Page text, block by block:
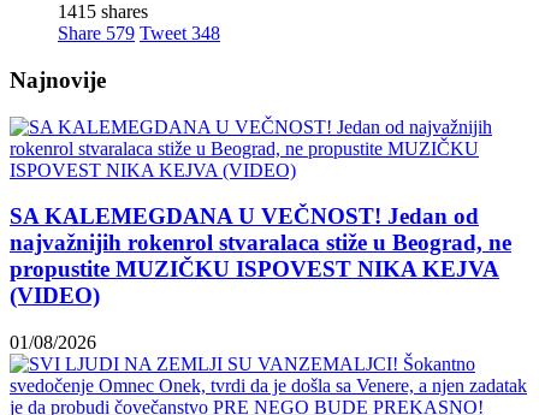
1415 shares
Share 579 Tweet 348
Najnovije
SA KALEMEGDANA U VEČNOST! Jedan od
najvažnijih rokenrol stvaralaca stiže u Beograd, ne
propustite MUZIČKU ISPOVEST NIKA KEJVA
(VIDEO)
01/08/2026